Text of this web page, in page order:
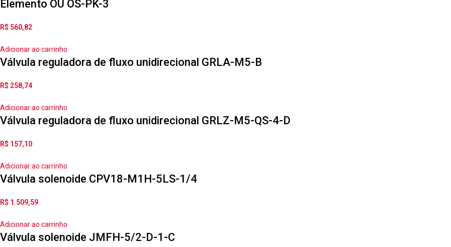
Elemento OU OS-PK-3
R$ 560,82
Adicionar ao carrinho
Válvula reguladora de fluxo unidirecional GRLA-M5-B
R$ 258,74
Adicionar ao carrinho
Válvula reguladora de fluxo unidirecional GRLZ-M5-QS-4-D
R$ 157,10
Adicionar ao carrinho
Válvula solenoide CPV18-M1H-5LS-1/4
R$ 1.509,59
Adicionar ao carrinho
Válvula solenoide JMFH-5/2-D-1-C